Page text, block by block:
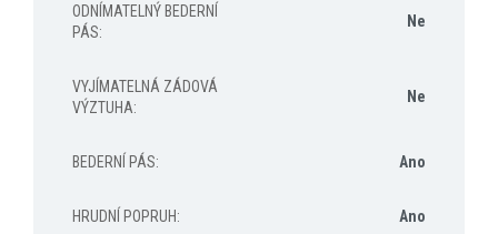
ODNÍMATELNÝ BEDERNÍ
PÁS:
Ne
VYJÍMATELNÁ ZÁDOVÁ
VÝZTUHA:
Ne
BEDERNÍ PÁS: Ano
HRUDNÍ POPRUH: Ano